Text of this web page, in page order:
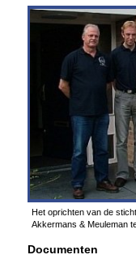
Het oprichten van de
Akkermans & Meuleman
Documenten